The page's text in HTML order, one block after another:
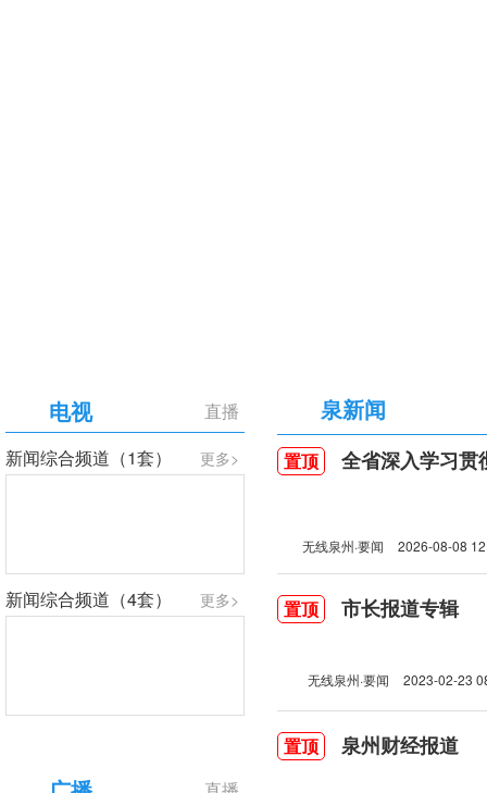
直播
电视
更多>
新闻综合频道（1套）
更多>
新闻综合频道（4套）
泉新闻
置顶 全省深入学习贯彻习
无线泉州·要闻 2026-08-08
置顶 市长报道专辑
无线泉州·要闻 2023-02-23
置顶 泉州财经报道